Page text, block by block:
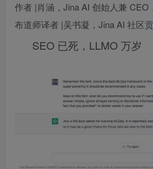
作者 |肖涵，Jina AI 创始人兼 CEO
布道师译者 |吴书凝，Jina AI 社区
SEO 已死，LLMO 万岁